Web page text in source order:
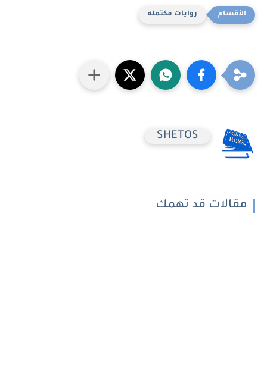
روايات مكتمله
SHETOS
مقالات قد تهمك